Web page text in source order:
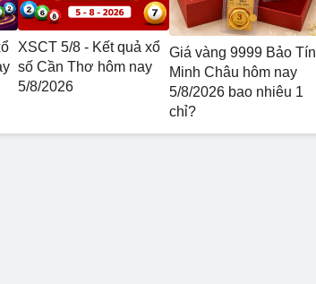
XSCT 5/8 - Kết quả xổ
số Cần Thơ hôm nay
5/8/2026
Giá vàng 9999 Bảo Tín
Minh Châu hôm nay
5/8/2026 bao nhiêu 1
chỉ?